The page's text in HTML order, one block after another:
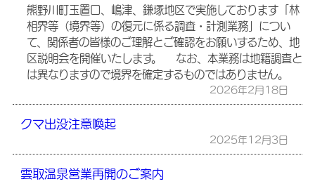
熊野川町玉置口、嶋津、鎌塚地区で実施しております「林
相界等（境界等）の復元に係る調査・計測業務」につい
て、関係者の皆様のご理解とご確認をお願いするため、地
区説明会を開催いたします。 なお、本業務は地籍調査と
は異なりますので境界を確定するものではありません。
2026年2月18日
クマ出没注意喚起
2025年12月3日
雲取温泉営業再開のご案内